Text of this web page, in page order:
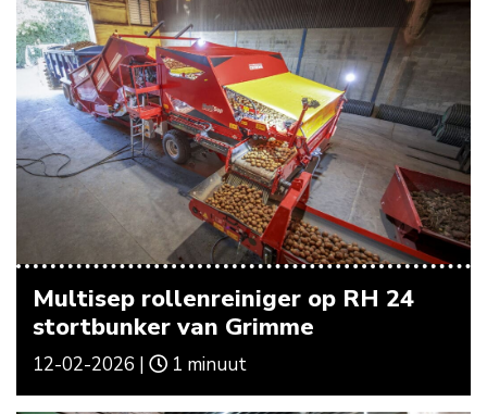
Multisep rollenreiniger op RH 24
stortbunker van Grimme
12-02-2026 | 1 minuut